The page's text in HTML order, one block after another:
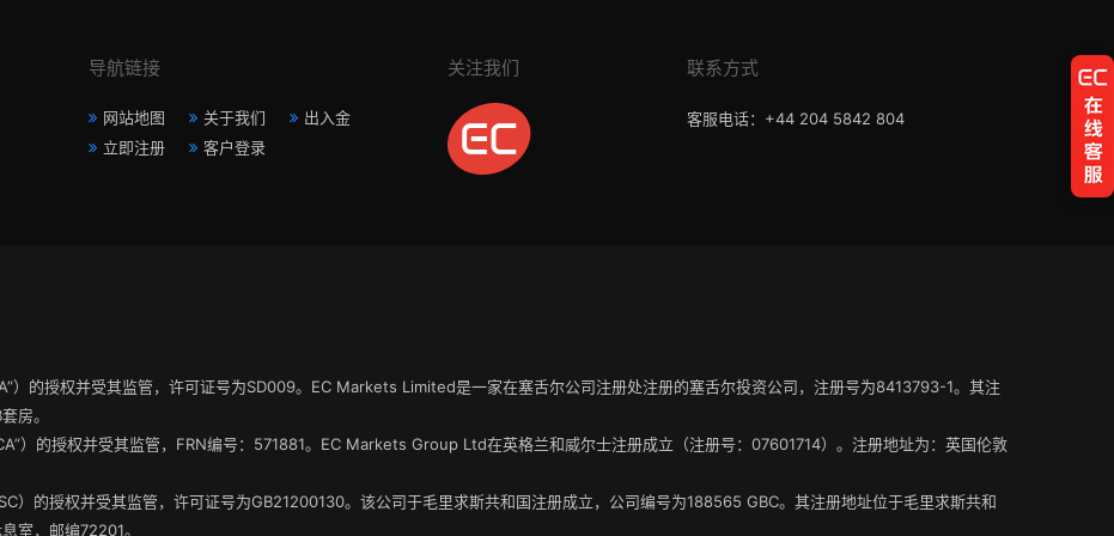
导航链接
网站地图 关于我们
出入金
立即注册
客户登录
关注我们 联系方式
客服电话：+44 204 5842 804
）的授权并受其监管，许可证号为SD009。EC Markets Limited是一家在塞舌尔公司注册处注册的塞舌尔投资公司，注册号为8413793-1。其注
房。
）的授权并受其监管，FRN编号：571881。EC Markets Group Ltd在英格兰和威尔士注册成立（注册号：07601714）。注册地址为：英国伦敦
）的授权并受其监管，许可证号为GB21200130。该公司于毛里求斯共和国注册成立，公司编号为188565 GBC。其注册地址位于毛里求斯共和
室，邮编72201。